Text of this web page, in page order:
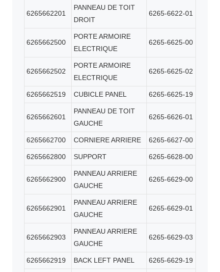
6265662201
PANNEAU DE TOIT
DROIT
6265-6622-01
6265662500
PORTE ARMOIRE
ELECTRIQUE
6265-6625-00
6265662502
PORTE ARMOIRE
ELECTRIQUE
6265-6625-02
6265662519 CUBICLE PANEL 6265-6625-19
6265662601
PANNEAU DE TOIT
GAUCHE
6265-6626-01
6265662700 CORNIERE ARRIERE 6265-6627-00
6265662800 SUPPORT 6265-6628-00
6265662900
PANNEAU ARRIERE
GAUCHE
6265-6629-00
6265662901
PANNEAU ARRIERE
GAUCHE
6265-6629-01
6265662903
PANNEAU ARRIERE
GAUCHE
6265-6629-03
6265662919 BACK LEFT PANEL 6265-6629-19